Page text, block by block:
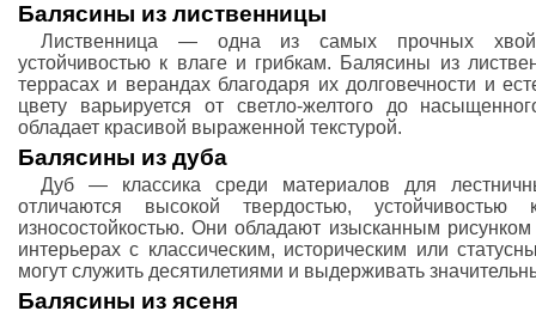
Балясины из лиственницы
Лиственница — одна из самых прочных
устойчивостью к влаге и грибкам. Балясины из
террасах и верандах благодаря их долговечности и
цвету варьируется от светло-желтого до
обладает красивой выраженной текстурой.
Балясины из дуба
Дуб — классика среди материалов для
отличаются высокой твердостью,
износостойкостью. Они обладают изысканным
интерьерах с классическим, историческим или
могут служить десятилетиями и выдерживать
Балясины из ясеня